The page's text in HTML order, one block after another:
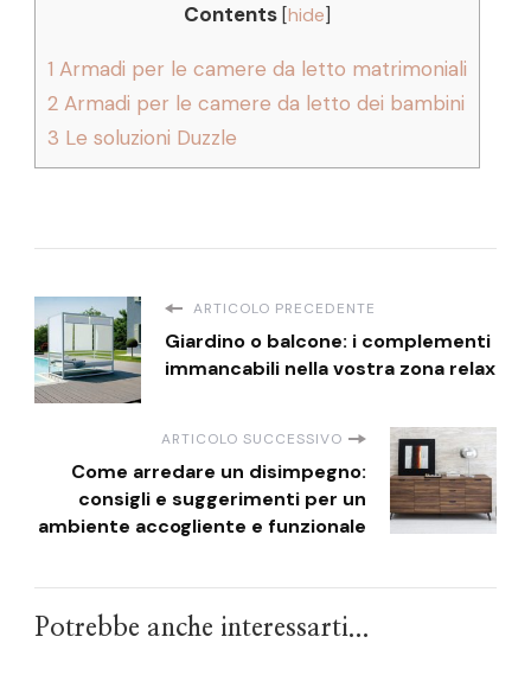
Contents [hide
1 Armadi per le camere da letto matrimoniali
2 Armadi per le camere da letto dei bambini
3 Le soluzioni Duzzle
ARTICOLO PRECEDENTE
Giardino o balcone: i complementi
immancabili nella vostra zona relax
ARTICOLO SUCCESSIVO
Come arredare un disimpegno:
consigli e suggerimenti per un
ambiente accogliente e funzionale
Potrebbe anche interessarti...